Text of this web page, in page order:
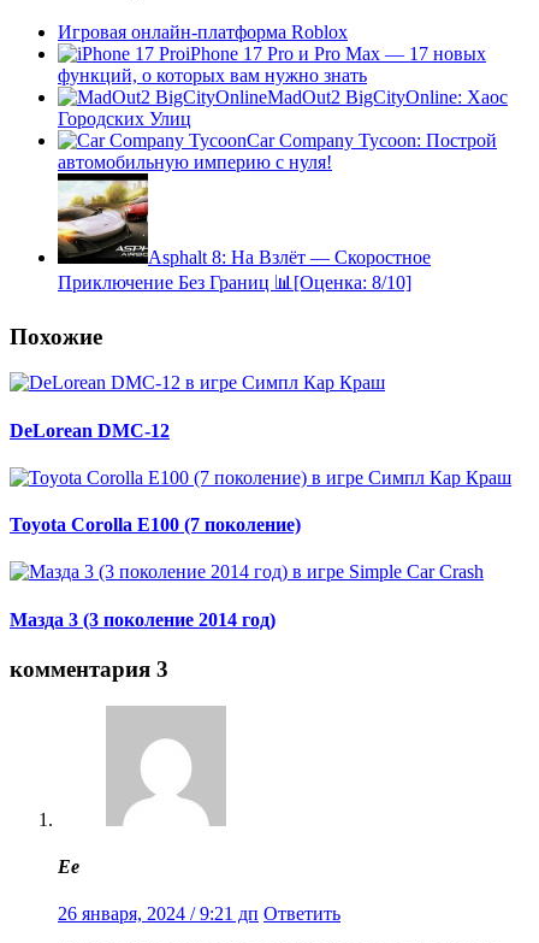
Игровая онлайн-платформа Roblox
iPhone 17 Pro и Pro Max — 17 новых
функций, о которых вам нужно знать
MadOut2 BigCityOnline: Хаос
Городских Улиц
Car Company Tycoon: Построй
автомобильную империю с нуля!
Asphalt 8: На Взлёт — Скоростное
Приключение Без Границ 📊[Оценка: 8/10]
Похожие
DeLorean DMC-12
Toyota Corolla E100 (7 поколение)
Мазда 3 (3 поколение 2014 год)
комментария 3
Ее
26 января, 2024 / 9:21 дп Ответить